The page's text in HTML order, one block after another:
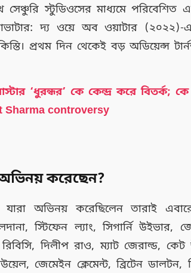
সেঞ্চুরি স্টুডিওসের মাধ্যমে পরিবেশিত
দ্য ওয়ে অব ওয়াটার (২০২২)-
প্রথম দিন থেকেই বড় অডিয়েন্স
‘ধুরন্ধর’ কে কেন্দ্র করে বিতর্ক;
Sharma controversy
করেছেন?
যারা অভিনয় করেছিলেন তারাই
স্টিফেন ল্যাং, সিগার্নি
রিবিসি, দিলীপ রাও, ম্যাট জেরাল্ড,
জেমেইন ক্লেমেন্ট, ব্রিটেন ডালটন,